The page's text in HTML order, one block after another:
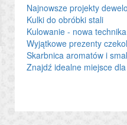
Najnowsze projekty
Kulki do obróbki stali
Kulowanie - nowa
Wyjątkowe prezenty
Skarbnica aromatów i
Znajdź idealne miejsce